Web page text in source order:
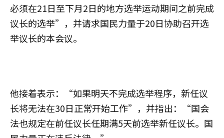
必须在21日至下月2日的地方选举运动期间之前完成
议长的选举”，并请求国民力量于20日协助召开选
举议长的本会议。
他接着表示：“如果明天不完成选举程序，新任议
长将无法在30日正常开始工作”，并指出：“国会
法也规定在前任议长任期满5天前选举新任议长。国